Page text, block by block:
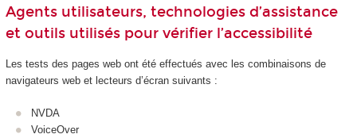
Agents utilisateurs, technologies d’assistance
et outils utilisés pour vérifier l’accessibilité
Les tests des pages web ont été effectués avec les combinaisons de
navigateurs web et lecteurs d’écran suivants :
NVDA
VoiceOver